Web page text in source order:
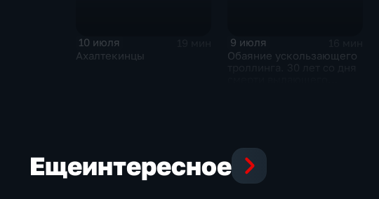
10 июля
Ахалтекинцы
9 июля
Обаяние ускользающего
Ещеинтересное